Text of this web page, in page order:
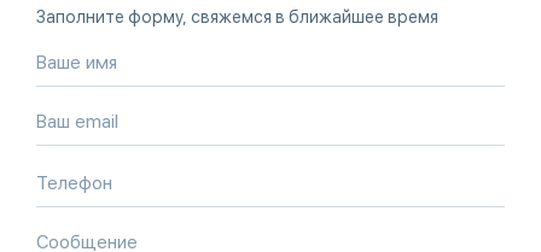
Заполните форму, свяжемся в ближайшее время